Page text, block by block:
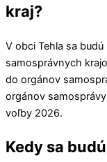
kraj?
V obci Tehla sa
samosprávnych
do orgánov
orgánov
voľby 2026.
Kedy sa